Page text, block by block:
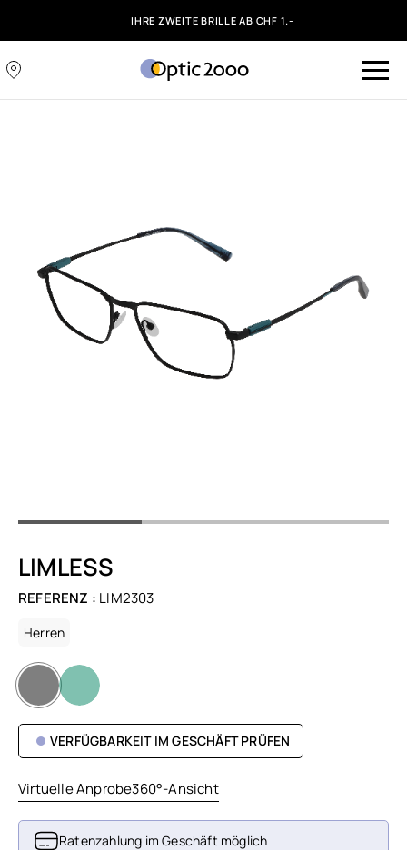
IHRE ZWEITE BRILLE AB CHF 1.-
LIMLESS
REFERENZ : LIM2303
Herren
VERFÜGBARKEIT IM GESCHÄFT PRÜFEN
Virtuelle Anprobe360°-Ansicht
Ratenzahlung im Geschäft möglich